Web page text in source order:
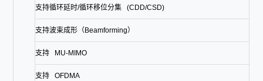
支持循环延时/循环移位分集 (CDD/CSD)
支持波束成形（Beamforming）
支持 MU-MIMO
支持 OFDMA